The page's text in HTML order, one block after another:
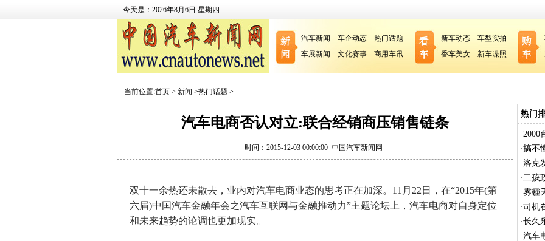
今天是：2026年8月6日 星期四
汽车新闻 车企动态
热门话题
车展新闻
文化赛事 商用车讯
新车动态
车型实拍
香车美女
新车谍照
当前位置:首页 > 新闻 >热门话题 >
汽车电商否认对立:联合经销商压销售链条
时间：2015-12-03 00:00:00 中国汽车新闻网
双十一余热还未散去，业内对汽车电商业态的思考正在加深。11月22日，在“2015年(第
六届)中国汽车金融年会之汽车互联网与金融推动力”主题论坛上，汽车电商对自身定位
和未来趋势的论调也更加现实。
热门
·2000
·搞不
·洛克
·二孩
·雾霾
·司机
·长久
·汽车